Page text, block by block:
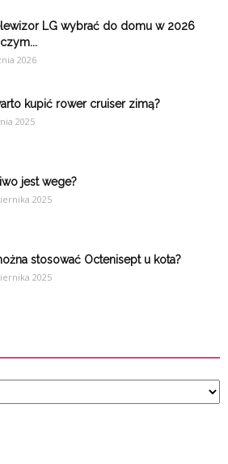
LG wybrać do domu w 2026
2026
kupić rower cruiser zimą?
2025
jest wege?
2025
stosować Octenisept u kota?
2025